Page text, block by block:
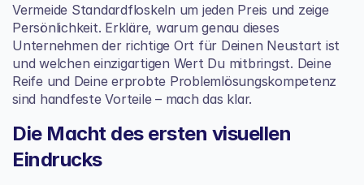
Vermeide Standardfloskeln um jeden Preis und zeige
Persönlichkeit. Erkläre, warum genau dieses
Unternehmen der richtige Ort für Deinen Neustart ist
und welchen einzigartigen Wert Du mitbringst. Deine
Reife und Deine erprobte Problemlösungskompetenz
sind handfeste Vorteile – mach das klar.
Die Macht des ersten visuellen
Eindrucks